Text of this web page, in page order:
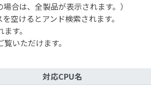
場合は、全製品が表示されます。）
空けるとアンド検索されます。
す。
いただけます。
対応CPU名